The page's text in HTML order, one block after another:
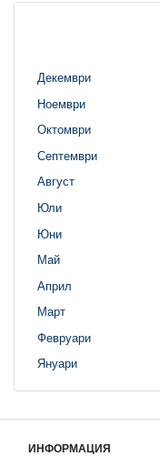
Декември
Ноември
Октомври
Септември
Август
Юли
Юни
Май
Април
Март
Февруари
Януари
ИНФОРМАЦИЯ